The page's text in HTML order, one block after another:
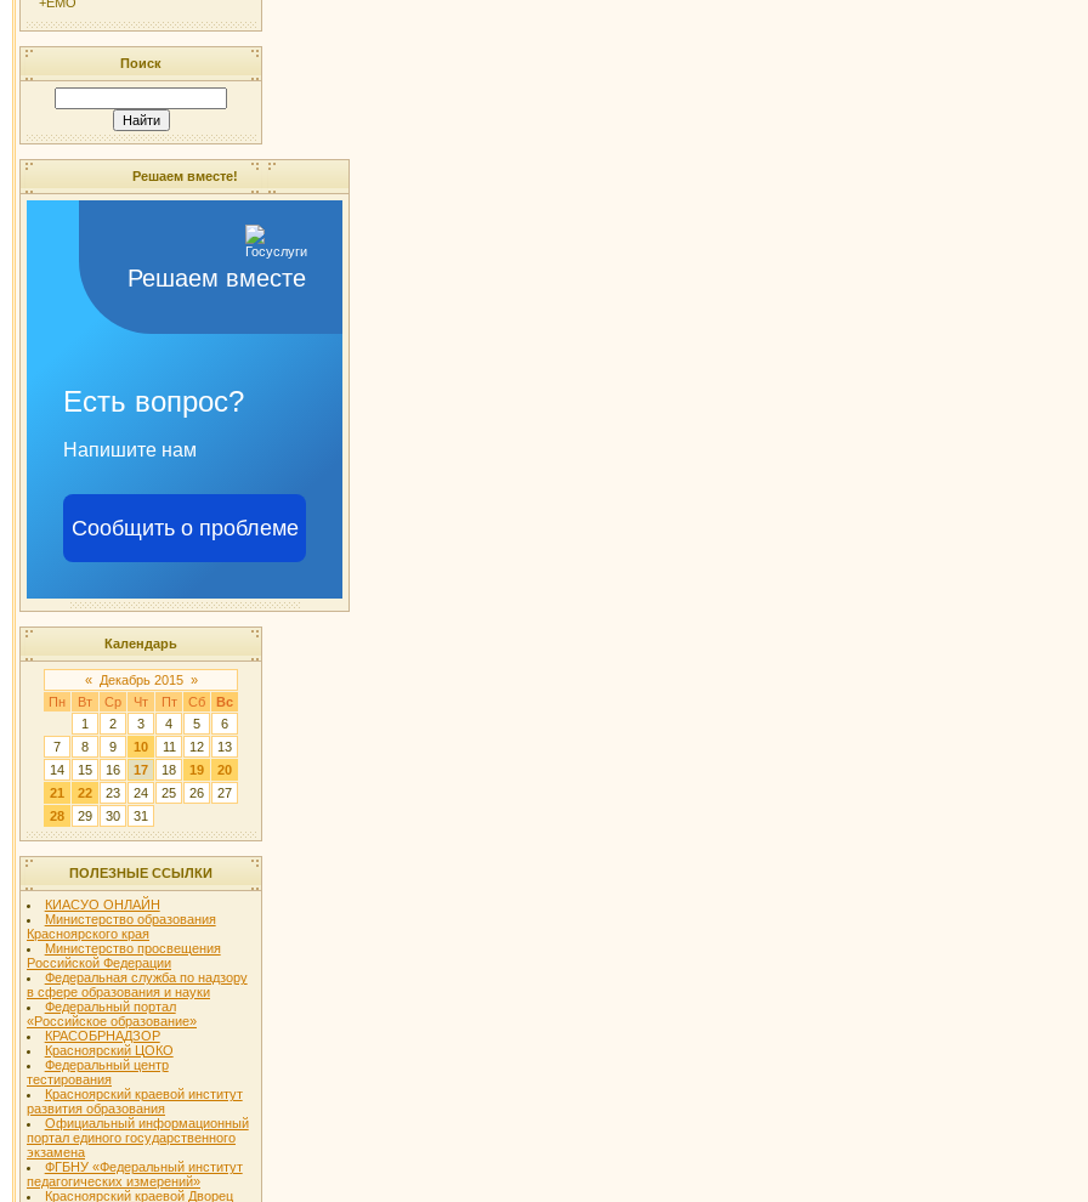
Поиск
Решаем вместе!
Решаем вместе
Есть вопрос?
Напишите нам
Сообщить о проблеме
Календарь
« Декабрь 2015 »
Пн
Вт Ср Чт Пт Сб
Вс
1
2 3 4 5
6
7
8 9 10 11 12
13
14
15 16 17 18 19
20
21
22 23 24 25 26
27
28
29 30 31
ПОЛЕЗНЫЕ ССЫЛКИ
КИАСУО ОНЛАЙН
Министерство образования
Красноярского края
Министерство просвещения
Российской Федерации
Федеральная служба по надзору
в сфере образования и науки
Федеральный портал
«Российское образование»
КРАСОБРНАДЗОР
Красноярский ЦОКО
Федеральный центр
тестирования
Красноярский краевой институт
развития образования
Официальный информационный
портал единого государственного
экзамена
ФГБНУ «Федеральный институт
педагогических измерений»
Красноярский краевой Дворец